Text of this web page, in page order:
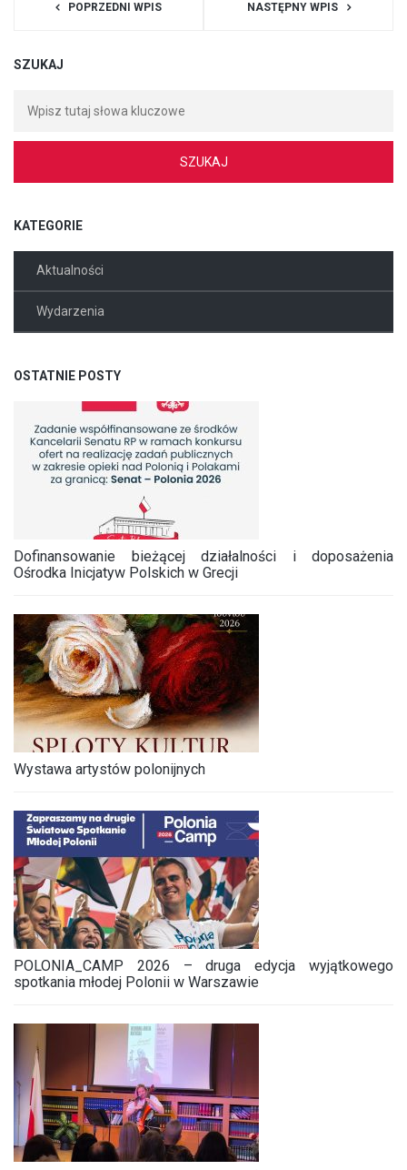
POPRZEDNI WPIS NASTĘPNY WPIS
SZUKAJ
KATEGORIE
Aktualności
Wydarzenia
OSTATNIE POSTY
Dofinansowanie bieżącej działalności i doposażenia
Ośrodka Inicjatyw Polskich w Grecji
Wystawa artystów polonijnych
POLONIA_CAMP 2026 – druga edycja wyjątkowego
spotkania młodej Polonii w Warszawie